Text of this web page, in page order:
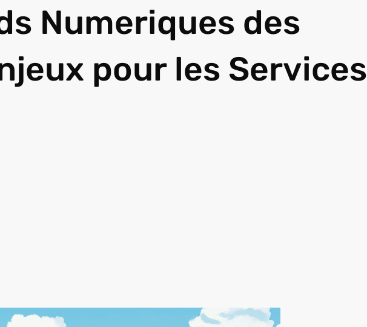
Numeriques des
pour les Services